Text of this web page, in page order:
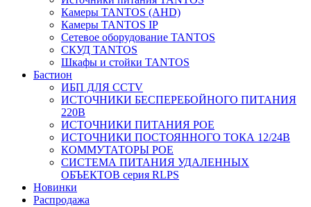
Камеры TANTOS (AHD)
Камеры TANTOS IP
Сетевое оборудование TANTOS
СКУД TANTOS
Шкафы и стойки TANTOS
Бастион
ИБП ДЛЯ CCTV
ИСТОЧНИКИ БЕСПЕРЕБОЙНОГО ПИТАНИЯ
220В
ИСТОЧНИКИ ПИТАНИЯ POE
ИСТОЧНИКИ ПОСТОЯННОГО ТОКА 12/24В
КОММУТАТОРЫ POE
СИСТЕМА ПИТАНИЯ УДАЛЕННЫХ
ОБЪЕКТОВ серия RLPS
Новинки
Распродажа